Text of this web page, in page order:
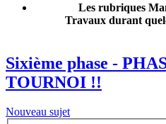
Les rubriques
Travaux durant
Sixième phase -
TOURNOI !!
Nouveau sujet